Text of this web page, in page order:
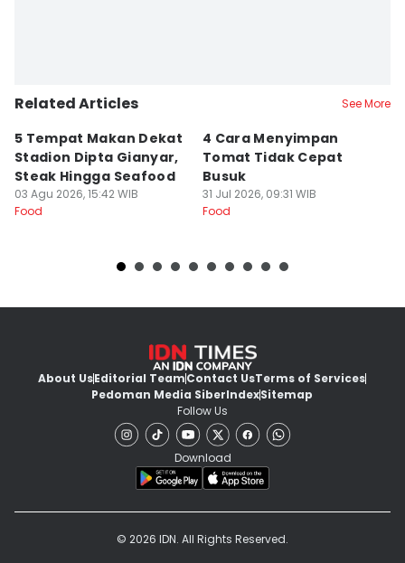
Related Articles See More
5 Tempat Makan Dekat
Stadion Dipta Gianyar,
Steak Hingga Seafood
03 Agu 2026, 15:42 WIB
Food
4 Cara Menyimpan
Tomat Tidak Cepat
Busuk
31 Jul 2026, 09:31 WIB
Food
About UsEditorial TeamContact UsTerms of Services
Pedoman Media SiberIndexSitemap
Follow Us
Download
© 2026 IDN. All Rights Reserved.